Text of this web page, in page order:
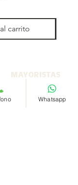
carrito
MAYORISTAS
MAYORISTAS
Whatsapp